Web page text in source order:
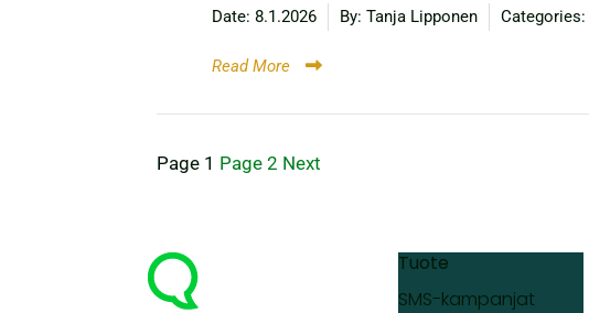
Date: 8.1.2026 By: Tanja Lipponen Categories:
Read More
Artikkelien
Page 1 Page 2 Next
Tuote
SMS-kampanjat